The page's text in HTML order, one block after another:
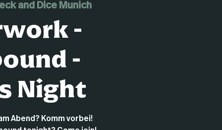
and Dice Munich
-
-
Night
Abend? Komm vorbei!